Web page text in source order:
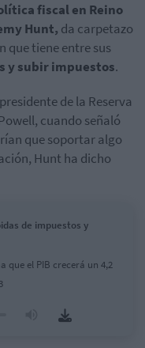
fiscal en Reino
Hunt, da carpetazo
que tiene entre sus
y subir impuestos.
de la Reserva
cuando señaló
que soportar algo
Hunt ha dicho
de impuestos y
que el PIB crecerá un 4,2